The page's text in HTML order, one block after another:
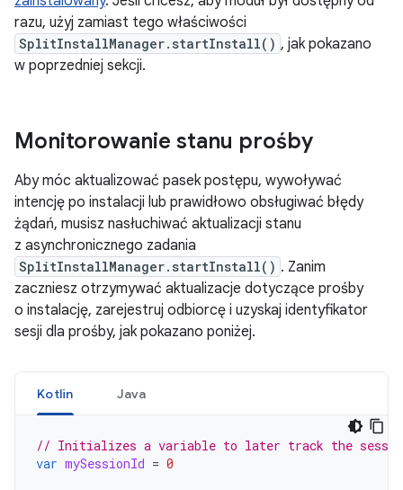
razu, użyj zamiast tego właściwości
SplitInstallManager.startInstall() , jak pokazano
w poprzedniej sekcji.
Monitorowanie stanu prośby
Aby móc aktualizować pasek postępu, wywoływać
intencję po instalacji lub prawidłowo obsługiwać błędy
żądań, musisz nasłuchiwać aktualizacji stanu
z asynchronicznego zadania
SplitInstallManager.startInstall() . Zanim
zaczniesz otrzymywać aktualizacje dotyczące prośby
o instalację, zarejestruj odbiorcę i uzyskaj identyfikator
sesji dla prośby, jak pokazano poniżej.
Kotlin Java
// Initializes a variable to later track the
var mySessionId = 0